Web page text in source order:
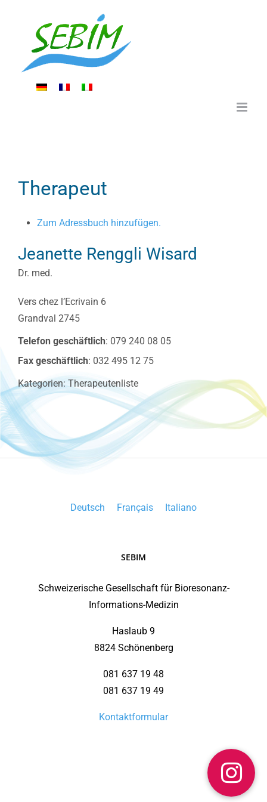
Therapeut
Zum Adressbuch hinzufügen.
Jeanette Renggli Wisard
Dr. med.
Vers chez l’Ecrivain 6
Grandval 2745
Telefon geschäftlich: 079 240 08 05
Fax geschäftlich: 032 495 12 75
Kategorien:Therapeutenliste
Deutsch Français Italiano
SEBIM
Schweizerische Gesellschaft für Bioresonanz-
Informations-Medizin
Haslaub 9
8824 Schönenberg
081 637 19 48
081 637 19 49
Kontaktformular